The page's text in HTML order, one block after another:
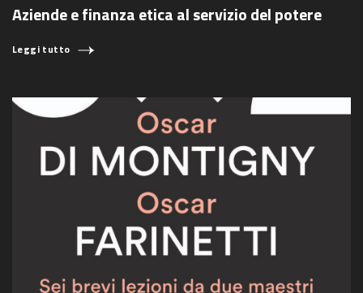
Aziende e finanza etica al servizio del potere
Leggi tutto